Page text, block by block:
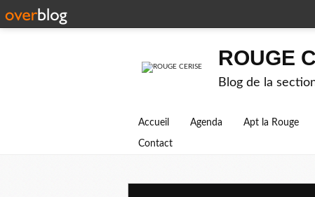
ROUGE
Blog de la
Accueil Agenda Apt la Rouge
Contact